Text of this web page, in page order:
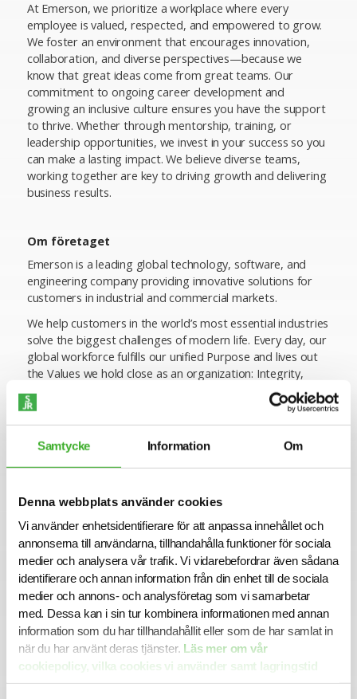
Samtycke Information Om
Denna webbplats använder cookies
Vi använder enhetsidentifierare för att anpassa innehållet och
annonserna till användarna, tillhandahålla funktioner för sociala
medier och analysera vår trafik. Vi vidarebefordrar även sådana
identifierare och annan information från din enhet till de sociala
medier och annons- och analysföretag som vi samarbetar
med. Dessa kan i sin tur kombinera informationen med annan
information som du har tillhandahållit eller som de har samlat in
när du har använt deras tjänster. Läs mer om vår
cookiepolicy, vilka cookies vi använder samt lagringstid
här.
At Emerson, we prioritize a workplace where every
employee is valued, respected, and empowered to grow.
We foster an environment that encourages innovation,
collaboration, and diverse perspectives—because we
know that great ideas come from great teams. Our
commitment to ongoing career development and
growing an inclusive culture ensures you have the support
to thrive. Whether through mentorship, training, or
leadership opportunities, we invest in your success so you
can make a lasting impact. We believe diverse teams,
working together are key to driving growth and delivering
business results.
Om företaget
Emerson is a leading global technology, software, and
engineering company providing innovative solutions for
customers in industrial and commercial markets.
We help customers in the world’s most essential industries
solve the biggest challenges of modern life. Every day, our
global workforce fulfills our unified Purpose and lives out
the Values we hold close as an organization: Integrity,
Safety & Quality, Support Our People, Customer Focus,
Continuous Improvement, Collaboration, and Innovation.
drive innovation that makes the world healthier, safer,
smarter, and more sustainable. We invest in our
knowledge, skills, and competencies to bring this Purpose
Our training programs focus on end-to-end development,
from onboarding through senior leadership.
Our success is measured by the positive impact we make
on people, our communities, and the world through our
unwavering focus on environmental, social, and regulatory
progress. Learn more about us!
Flexible and competitive benefits plans offer you the right
options to meet your individual and family needs: medical
insurance plans, dental and vision coverage, 401(k), tuition